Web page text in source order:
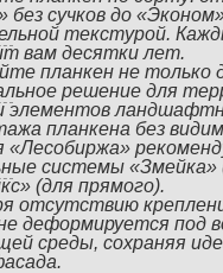
без сучков до
текстурой.
вам десятки лет.
планкен не только
решение для
элементов
планкена без
«Лесобиржа»
системы «Змейка»
(для прямого).
отсутствию
деформируется под
среды, сохраняя